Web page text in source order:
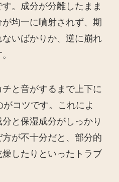
。成分が分離したまま
均一に噴射されず、期
いばかりか、逆に崩れ
と音がするまで上下に
コツです。これによ
と保湿成分がしっかり
が不十分だと、部分的
したりといったトラブ